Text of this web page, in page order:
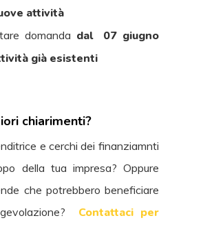
attività
domanda dal 07 giugno
già esistenti
chiarimenti?
e cerchi dei finanziamnti
della tua impresa? Oppure
che potrebbero beneficiare
Contattaci per